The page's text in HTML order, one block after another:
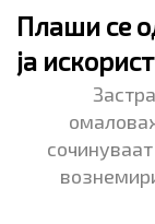
Плаши се
ја